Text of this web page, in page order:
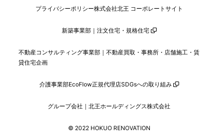
プライバシーポリシー株式会社北王 コーポレートサイト
新築事業部｜注文住宅・規格住宅
不動産コンサルティング事業部｜不動産買取・事務所・店舗施工・賃
貸住宅企画
介護事業部EcoFlow正規代理店SDGsへの取り組み
グループ会社｜北王ホールディングス株式会社
© 2022 HOKUO RENOVATION